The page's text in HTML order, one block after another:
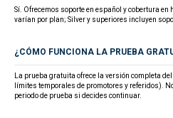
Sí. Ofrecemos soporte en español y cobertura
varían por plan; Silver y superiores incluyen
¿CÓMO FUNCIONA LA PRUEBA
La prueba gratuita ofrece la versión completa
límites temporales de promotores y referidos).
periodo de prueba si decides continuar.